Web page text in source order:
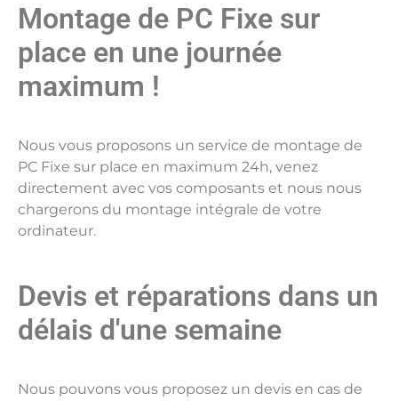
Montage de PC Fixe sur
place en une journée
maximum !
Nous vous proposons un service de montage de
PC Fixe sur place en maximum 24h, venez
directement avec vos composants et nous nous
chargerons du montage intégrale de votre
ordinateur.
Devis et réparations dans un
délais d'une semaine
Nous pouvons vous proposez un devis en cas de